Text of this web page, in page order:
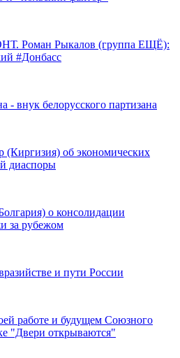
Роман Рыкалов (группа ЕЩЁ):
#Донбасс
внук белорусского партизана
(Киргизия) об экономических
диаспоры
о консолидации
за рубежом
и пути России
работе и будущем Союзного
"Двери открываются"